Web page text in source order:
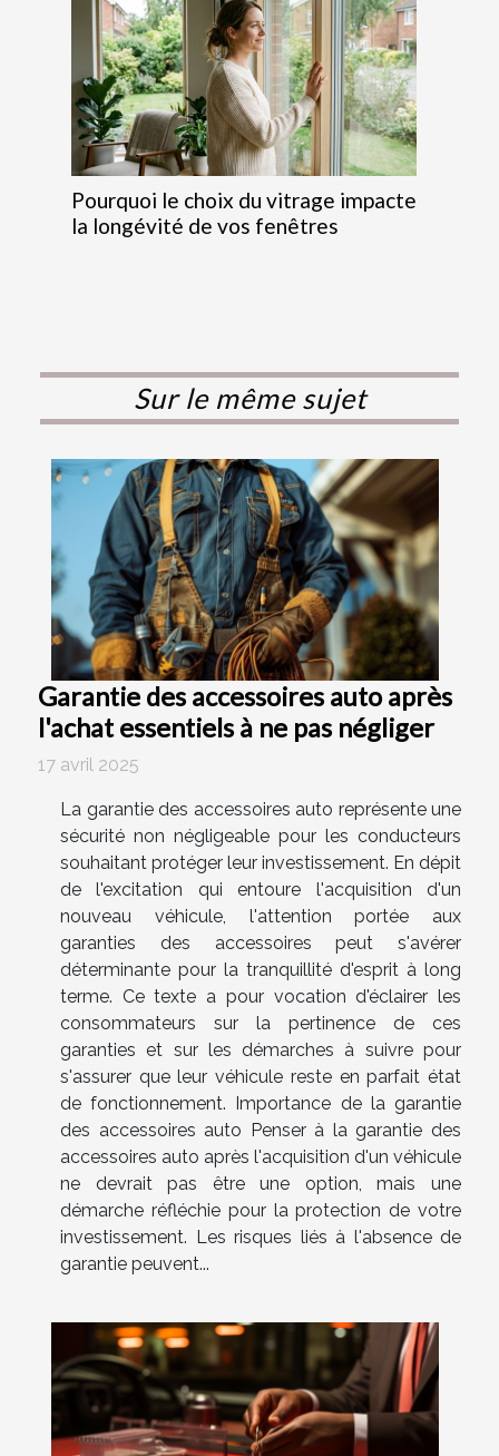
Pourquoi le choix du vitrage impacte
la longévité de vos fenêtres
Sur le même sujet
Garantie des accessoires auto après
l'achat essentiels à ne pas négliger
17 avril 2025
La garantie des accessoires auto représente une
sécurité non négligeable pour les conducteurs
souhaitant protéger leur investissement. En dépit
de l'excitation qui entoure l'acquisition d'un
nouveau véhicule, l'attention portée aux
garanties des accessoires peut s'avérer
déterminante pour la tranquillité d'esprit à long
terme. Ce texte a pour vocation d'éclairer les
consommateurs sur la pertinence de ces
garanties et sur les démarches à suivre pour
s'assurer que leur véhicule reste en parfait état
de fonctionnement. Importance de la garantie
des accessoires auto Penser à la garantie des
accessoires auto après l'acquisition d'un véhicule
ne devrait pas être une option, mais une
démarche réfléchie pour la protection de votre
investissement. Les risques liés à l'absence de
garantie peuvent...